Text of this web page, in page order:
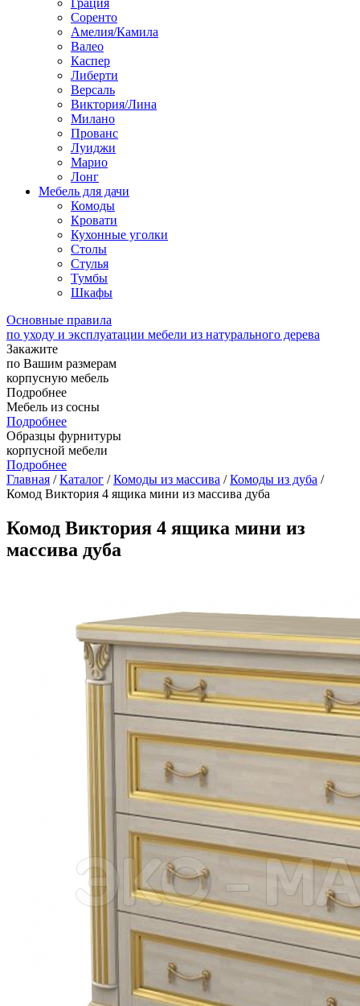
Грация
Соренто
Амелия/Камила
Валео
Каспер
Либерти
Версаль
Виктория/Лина
Милано
Прованс
Луиджи
Марио
Лонг
Мебель для дачи
Комоды
Кровати
Кухонные уголки
Столы
Стулья
Тумбы
Шкафы
Основные правила
по уходу и эксплуатации мебели из натурального дерева
Закажите
по Вашим размерам
корпусную мебель
Подробнее
Мебель из сосны
Подробнее
Образцы фурнитуры
корпусной мебели
Подробнее
Главная /Каталог /Комоды из массива /Комоды из дуба /
Комод Виктория 4 ящика мини из массива дуба
Комод Виктория 4 ящика мини из
массива дуба